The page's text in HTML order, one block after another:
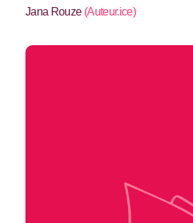
Jana Rouze(Auteur.ice)